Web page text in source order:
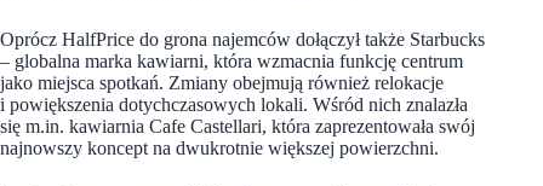
Oprócz HalfPrice do grona najemców dołączył także Starbucks
– globalna marka kawiarni, która wzmacnia funkcję centrum
jako miejsca spotkań. Zmiany obejmują również relokacje
i powiększenia dotychczasowych lokali. Wśród nich znalazła
się m.in. kawiarnia Cafe Castellari, która zaprezentowała swój
najnowszy koncept na dwukrotnie większej powierzchni.